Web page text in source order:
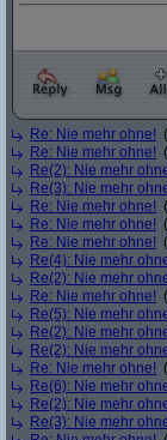
Re: Nie mehr ohne! (
Re: Nie mehr ohne! (
Re(2): Nie mehr
Re(3): Nie mehr
Re: Nie mehr ohne! (
Re: Nie mehr ohne! (
Re: Nie mehr ohne! (
Re(4): Nie mehr
Re(2): Nie mehr
Re: Nie mehr ohne! (
Re(5): Nie mehr
Re(2): Nie mehr
Re(2): Nie mehr
Re: Nie mehr ohne! (
Re(6): Nie mehr
Re(2): Nie mehr
Re(3): Nie mehr